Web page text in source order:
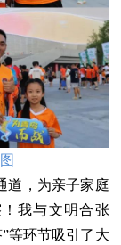
，为亲子家庭
我与文明合张
等环节吸引了大